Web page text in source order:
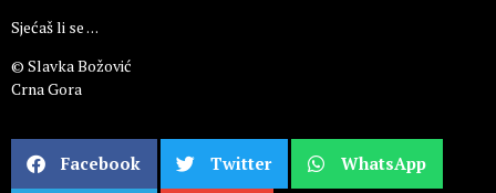
Sjećaš li se . . .
© Slavka Božović
Crna Gora
Facebook Twitter WhatsApp